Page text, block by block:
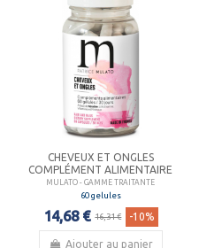
CHEVEUX ET ONGLES
COMPLÉMENT ALIMENTAIRE
MULATO - GAMME TRAITANTE
60 gelules
14,68 € 16,31 € -10%
Ajouter au panier